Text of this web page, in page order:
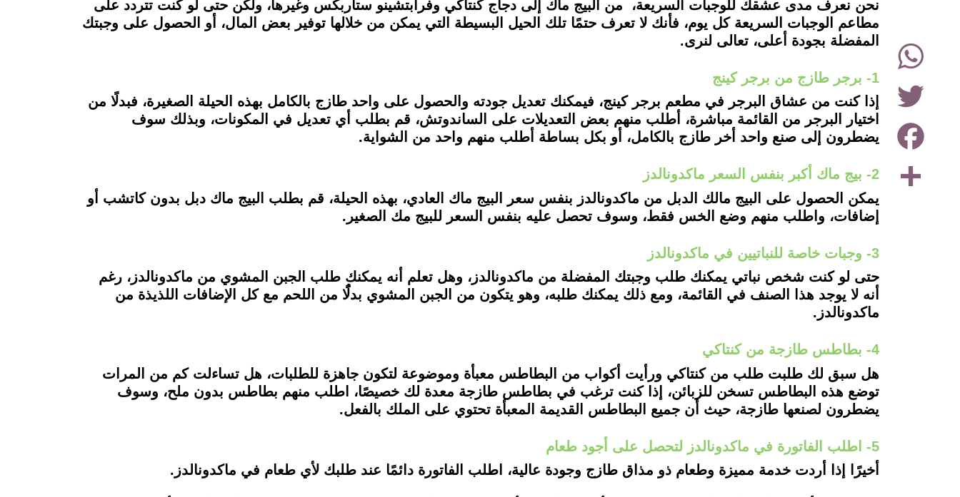
Share
Facebook
Twitter
WhatsApp
نحن نعرف مدى عشقك للوجبات السريعة، من البيج ماك إلى دجاج كنتاكي وفرابتشينو ستاربكس وغيرها، ولكن حتى لو كنت تتردد على
مطاعم الوجبات السريعة كل يوم، فأنك لا تعرف حتمًا تلك الحيل البسيطة التي يمكن من خلالها توفير بعض المال، أو الحصول على وجبتك
المفضلة بجودة أعلى، تعالى لنرى.
1- برجر طازج من برجر كينج
إذا كنت من عشاق البرجر في مطعم برجر كينج، فيمكنك تعديل جودته والحصول على واحد طازج بالكامل بهذه الحيلة الصغيرة، فبدلًا من
اختيار البرجر من القائمة مباشرة، أطلب منهم بعض التعديلات على الساندوتش، قم بطلب أي تعديل في المكونات، وبذلك سوف
يضطرون إلى صنع واحد أخر طازج بالكامل، أو بكل بساطة أطلب منهم واحد من الشواية.
2- بيج ماك أكبر بنفس السعر ماكدونالدز
يمكن الحصول على البيج مالك الدبل من ماكدونالدز بنفس سعر البيج ماك العادي، بهذه الحيلة، قم بطلب البيج ماك دبل بدون كاتشب أو
إضافات، واطلب منهم وضع الخس فقط، وسوف تحصل عليه بنفس السعر للبيج مك الصغير.
3- وجبات خاصة للنباتيين في ماكدونالدز
حتى لو كنت شخص نباتي يمكنك طلب وجبتك المفضلة من ماكدونالدز، وهل تعلم أنه يمكنك طلب الجبن المشوي من ماكدونالدز، رغم
أنه لا يوجد هذا الصنف في القائمة، ومع ذلك يمكنك طلبه، وهو يتكون من الجبن المشوي بدلًُا من اللحم مع كل الإضافات اللذيذة من
ماكدونالدز.
4- بطاطس طازجة من كنتاكي
هل سبق لك طلبت طلب من كنتاكي ورأيت أكواب من البطاطس معبأة وموضوعة لتكون جاهزة للطلبات، هل تساءلت كم من المرات
توضع هذه البطاطس تسخن للزبائن، إذا كنت ترغب في بطاطس طازجة معدة لك خصيصًا، اطلب منهم بطاطس بدون ملح، وسوف
يضطرون لصنعها طازجة، حيث أن جميع البطاطس القديمة المعبأة تحتوي على الملك بالفعل.
5- اطلب الفاتورة في ماكدونالدز لتحصل على أجود طعام
أخيرًا إذا أردت خدمة مميزة وطعام ذو مذاق طازج وجودة عالية، اطلب الفاتورة دائمًا عند طلبك لأي طعام في ماكدونالدز.